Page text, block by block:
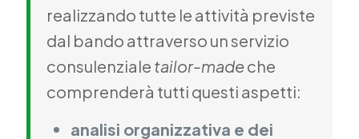
realizzando tutte le attività previste
dal bando attraverso un servizio
consulenziale tailor-madeche
comprenderà tutti questi aspetti:
analisi organizzativa e dei